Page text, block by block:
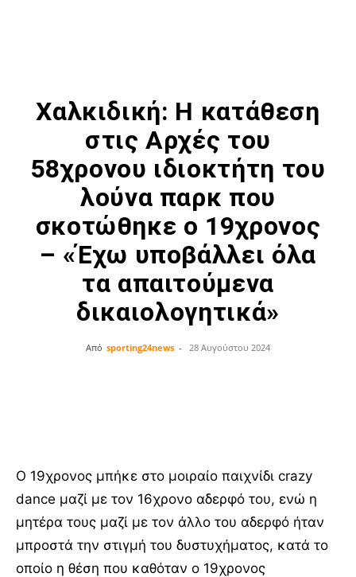
Χαλκιδική: Η κατάθεση
στις Αρχές του
58χρονου ιδιοκτήτη του
λούνα παρκ που
σκοτώθηκε ο 19χρονος
– «Έχω υποβάλλει όλα
τα απαιτούμενα
δικαιολογητικά»
Από sporting24news - 28 Αυγούστου 2024
Ο 19χρονος μπήκε στο μοιραίο παιχνίδι crazy
dance μαζί με τον 16χρονο αδερφό του, ενώ η
μητέρα τους μαζί με τον άλλο του αδερφό ήταν
μπροστά την στιγμή του δυστυχήματος, κατά το
οποίο η θέση που καθόταν ο 19χρονος